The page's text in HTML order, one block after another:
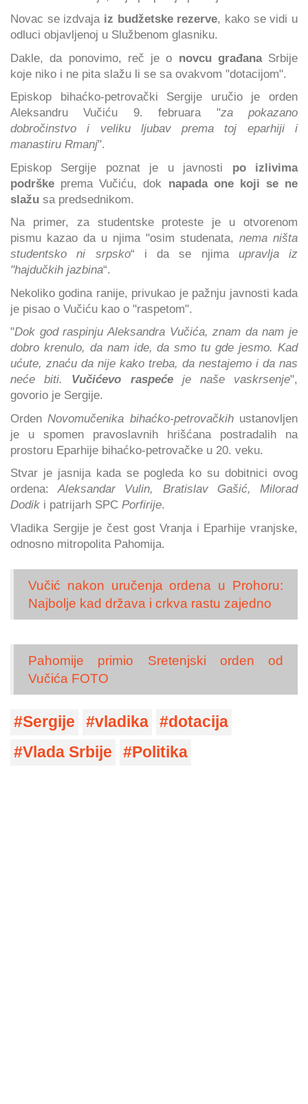
Novac se izdvaja iz budžetske rezerve, kako se vidi u
odluci objavljenoj u Službenom glasniku.
Dakle, da ponovimo, reč je o novcu građana Srbije
koje niko i ne pita slažu li se sa ovakvom "dotacijom".
Episkop bihaćko-petrovački Sergije uručio je orden
Aleksandru Vučiću 9. februara "za pokazano
dobročinstvo i veliku ljubav prema toj eparhiji i
manastiru Rmanj".
Episkop Sergije poznat je u javnosti po izlivima
podrške prema Vučiću, dok napada one koji se ne
slažu sa predsednikom.
Na primer, za studentske proteste je u otvorenom
pismu kazao da u njima "osim studenata, nema ništa
studentsko ni srpsko“ i da se njima upravlja iz
"hajdučkih jazbina“.
Nekoliko godina ranije, privukao je pažnju javnosti kada
je pisao o Vučiću kao o "raspetom".
"Dok god raspinju Aleksandra Vučića, znam da nam je
dobro krenulo, da nam ide, da smo tu gde jesmo. Kad
ućute, znaću da nije kako treba, da nestajemo i da nas
neće biti. Vučićevo raspećeje naše vaskrsenje",
govorio je Sergije.
OrdenNovomučenika bihaćko-petrovačkihustanovljen
je u spomen pravoslavnih hrišćana postradalih na
prostoru Eparhije bihaćko-petrovačke u 20. veku.
Stvar je jasnija kada se pogleda ko su dobitnici ovog
ordena:Aleksandar Vulin, Bratislav Gašić, Milorad
Dodik i patrijarh SPC Porfirije.
Vladika Sergije je čest gost Vranja i Eparhije vranjske,
odnosno mitropolita Pahomija.
Vučić nakon uručenja ordena u Prohoru:
Najbolje kad država i crkva rastu zajedno
Pahomije primio Sretenjski orden od
Vučića FOTO
Sergije vladika
dotacija
Vlada Srbije
Politika